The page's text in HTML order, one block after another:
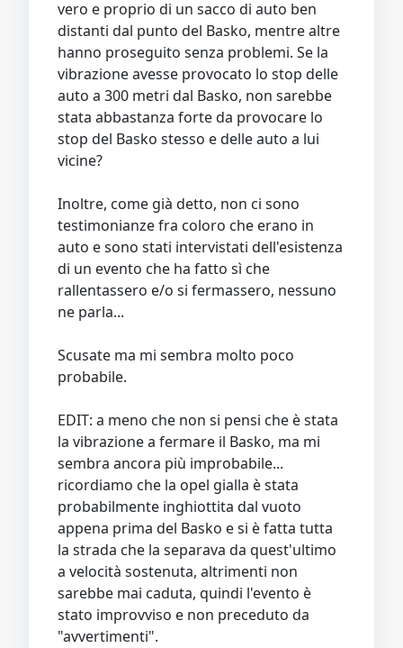
vero e proprio di un sacco di auto ben
distanti dal punto del Basko, mentre altre
hanno proseguito senza problemi. Se la
vibrazione avesse provocato lo stop delle
auto a 300 metri dal Basko, non sarebbe
stata abbastanza forte da provocare lo
stop del Basko stesso e delle auto a lui
vicine?
Inoltre, come già detto, non ci sono
testimonianze fra coloro che erano in
auto e sono stati intervistati dell'esistenza
di un evento che ha fatto sì che
rallentassero e/o si fermassero, nessuno
ne parla...
Scusate ma mi sembra molto poco
probabile.
EDIT: a meno che non si pensi che è stata
la vibrazione a fermare il Basko, ma mi
sembra ancora più improbabile...
ricordiamo che la opel gialla è stata
probabilmente inghiottita dal vuoto
appena prima del Basko e si è fatta tutta
la strada che la separava da quest'ultimo
a velocità sostenuta, altrimenti non
sarebbe mai caduta, quindi l'evento è
stato improvviso e non preceduto da
"avvertimenti".